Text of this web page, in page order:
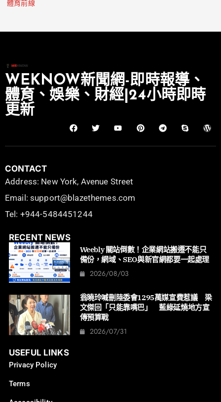
體育前線
WEKNOW新聞網-即時報導、
體育、娛樂、財經|24小時即時
更新
CONTACT
Address: New York, Avenue Street
Email: support@blazethemes.com
Tel: +944-5484451244
RECENT NEWS
Weebly 關站倒數！企業網站搬遷不能只
備份，網域、SEO與新官網都要一起處理
2026/08/03
翁曉玲喊刪陸委會1295萬媒宣費惹議 梁
文傑回「只能靠嘴巴」 藍綠延燒地方宣
傳預算戰
2026/07/31
USEFUL LINKS
Privacy Policy
Terms